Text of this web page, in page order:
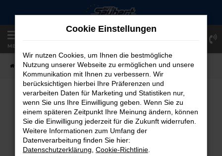
Zum
springen
MENÜ
Startseite Fahrzeugangebote Fahrzeug-Showroom
FAHRZEUG-SHOWROOM
FEHLER: NETWORK ERROR
Cookie Einstellungen
Wir nutzen Cookies, um Ihnen die bestmögliche
Nutzung unserer Webseite zu ermöglichen und unsere
Kommunikation mit Ihnen zu verbessern. Wir
berücksichtigen hierbei Ihre Präferenzen und
verarbeiten Daten für Marketing und Statistiken nur,
wenn Sie uns Ihre Einwilligung geben. Wenn Sie zu
einem späteren Zeitpunkt Ihre Meinung ändern, können
Sie die Einwilligung jederzeit für die Zukunft widerrufen.
Weitere Informationen zum Umfang der
Datenverarbeitung finden Sie hier:
Datenschutzerklärung Cookie-Richtlinie